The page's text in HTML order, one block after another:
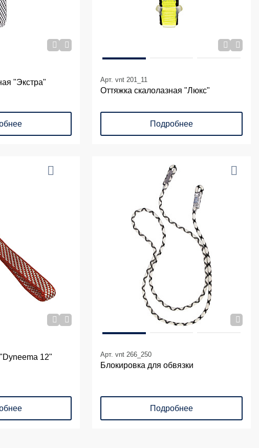
"Экстра" Арт. vnt 201_11
Оттяжка скалолазная "Люкс"
Подробнее
12"
Арт. vnt 266_250
Блокировка для обвязки
Подробнее